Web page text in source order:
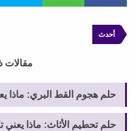
أحدث
مقالات
حلم هجوم القط البري: ماذا
حلم تحطيم الأثاث: ماذا